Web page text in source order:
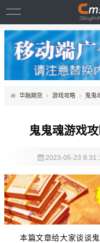
华融期货 游戏攻略 鬼鬼
鬼鬼魂游戏
2023-05-23
本篇文章给大家谈谈